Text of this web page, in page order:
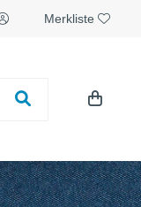
Merkliste